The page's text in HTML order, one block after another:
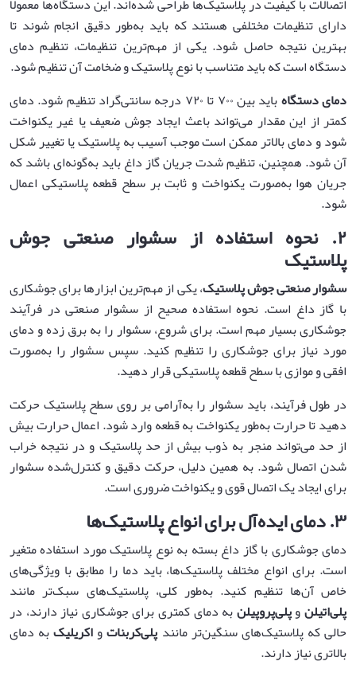
دارای تنظیمات مختلفی هستند که باید به‌طور دقیق انجام شوند تا
بهترین نتیجه حاصل شود. یکی از مهم‌ترین تنظیمات، تنظیم دمای
دستگاه است که باید متناسب با نوع پلاستیک و ضخامت آن تنظیم شود.
دمای دستگاه
باید بین ۷۰۰ تا ۷۲۰ درجه سانتی‌گراد تنظیم شود. دمای
کمتر از این مقدار می‌تواند باعث ایجاد جوش ضعیف یا غیر یکنواخت
شود و دمای بالاتر ممکن است موجب آسیب به پلاستیک یا تغییر شکل
آن شود. همچنین، تنظیم شدت جریان گاز داغ باید به‌گونه‌ای باشد که
جریان هوا به‌صورت یکنواخت و ثابت بر سطح قطعه پلاستیکی اعمال
شود.
۲.نحوه استفاده از سشوار صنعتی جوش
پلاستیک
سشوار صنعتی جوش پلاستیک، یکی از مهم‌ترین ابزارها برای جوشکاری
با گاز داغ است. نحوه استفاده صحیح از سشوار صنعتی در فرآیند
جوشکاری بسیار مهم است. برای شروع، سشوار را به برق زده و دمای
مورد نیاز برای جوشکاری را تنظیم کنید. سپس سشوار را به‌صورت
افقی و موازی با سطح قطعه پلاستیکی قرار دهید.
در طول فرآیند، باید سشوار را به‌آرامی بر روی سطح پلاستیک حرکت
دهید تا حرارت به‌طور یکنواخت به قطعه وارد شود. اعمال حرارت بیش
از حد می‌تواند منجر به ذوب بیش از حد پلاستیک و در نتیجه خراب
شدن اتصال شود. به همین دلیل، حرکت دقیق و کنترل‌شده سشوار
برای ایجاد یک اتصال قوی و یکنواخت ضروری است.
۳.دمای ایده‌آل برای انواع پلاستیک‌ها
دمای جوشکاری با گاز داغ بسته به نوع پلاستیک مورد استفاده متغیر
است. برای انواع مختلف پلاستیک‌ها، باید دما را مطابق با ویژگی‌های
خاص آن‌ها تنظیم کنید. به‌طور کلی، پلاستیک‌های سبک‌تر مانند
پلی‌اتیلنوپلی‌پروپیلنبه دمای کمتری برای جوشکاری نیاز دارند، در
حالی که پلاستیک‌های سنگین‌تر مانندپلی‌کربناتواکریلیکبه دمای
بالاتری نیاز دارند.